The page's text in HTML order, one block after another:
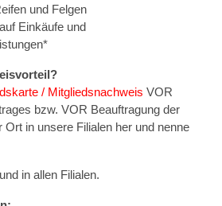
und Felgen
Einkäufe und
/ Mitgliedsnachweis VOR
bzw. VOR Beauftragung der
Ort in unsere Filialen her und nenne
in allen Filialen.